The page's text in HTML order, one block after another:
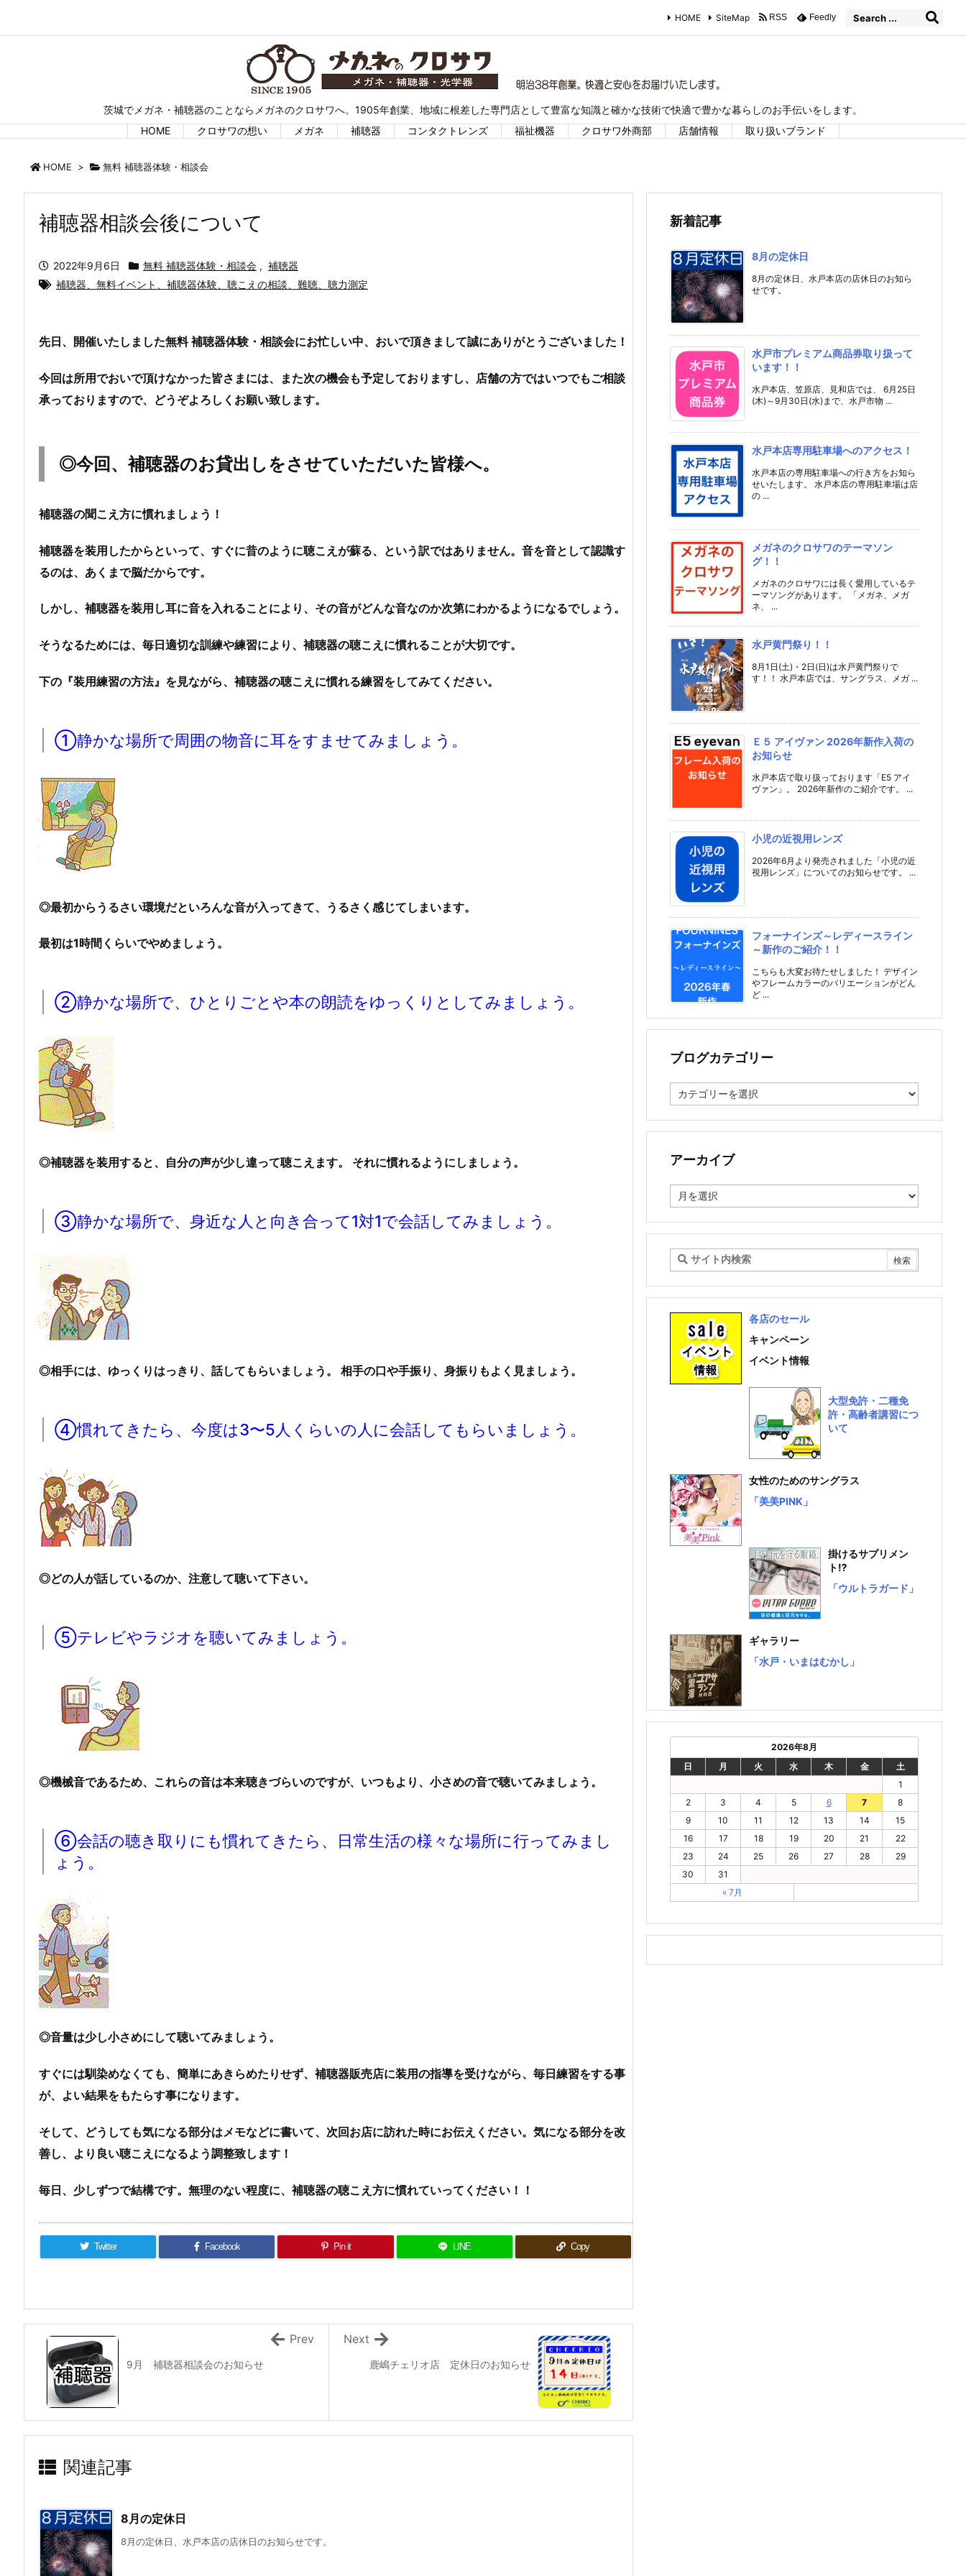
茨城でメガネ・補聴器のことならメガネのクロサワへ。1905年創業、地域に根差した専門店として豊富な知識と確かな技術で快適で豊かな暮らしのお手伝いをします。
HOME
クロサワの想い メガネ 補聴器 コンタクトレンズ 福祉機器 クロサワ外商部 店舗情報 取り扱いブランド
HOME SiteMap RSS Feedly
HOME > 無料 補聴器体験・相談会
補聴器相談会後について
2022年9月6日 無料 補聴器体験・相談会 , 補聴器
補聴器、無料イベント、補聴器体験、聴こえの相談、難聴、聴力測定
先日、開催いたしました無料 補聴器体験・相談会にお忙しい中、おいで頂きまして誠にありがとうございました！
今回は所用でおいで頂けなかった皆さまには、また次の機会も予定しておりますし、 店舗の方ではいつでもご相談
承っておりますので、どうぞよろしくお願い致します。
◎今回、補聴器のお貸出しをさせていただいた皆様へ。
補聴器の聞こえ方に慣れましょう！
補聴器を装用したからといって、すぐに昔のように聴こえが蘇る、という訳ではありません。音を音として認識す
るのは、あくまで脳だからです。
しかし、補聴器を装用し耳に音を入れることにより、その音がどんな音なのか次第にわかるようになるでしょう。
そうなるためには、毎日適切な訓練や練習により、補聴器の聴こえに慣れることが大切です。
下の『装用練習の方法』を見ながら、補聴器の聴こえに慣れる練習をしてみてください。
①静かな場所で周囲の物音に耳をすませてみましょう。
◎最初からうるさい環境だといろんな音が入ってきて、うるさく感じてしまいます。
最初は1時間くらいでやめましょう。
②静かな場所で、ひとりごとや本の朗読をゆっくりとしてみましょう。
◎補聴器を装用すると、自分の声が少し違って聴こえます。 それに慣れるようにしましょう。
③静かな場所で、身近な人と向き合って1対1で会話してみましょう。
◎相手には、ゆっくりはっきり、話してもらいましょう。 相手の口や手振り、身振りもよく見ましょう。
④慣れてきたら、今度は3〜5人くらいの人に会話してもらいましょう。
◎どの人が話しているのか、注意して聴いて下さい。
⑤テレビやラジオを聴いてみましょう。
◎機械音であるため、これらの音は本来聴きづらいのですが、いつもより、小さめの音で聴いてみましょう。
⑥会話の聴き取りにも慣れてきたら、日常生活の様々な場所に行ってみまし
ょう。
◎音量は少し小さめにして聴いてみましょう。
すぐには馴染めなくても、簡単にあきらめたりせず、補聴器販売店に装用の指導を受けながら、毎日練習をする事
が、よい結果をもたらす事になります。
そして、どうしても気になる部分はメモなどに書いて、次回お店に訪れた時にお伝えください。気になる部分を改
善し、より良い聴こえになるよう調整致します！
毎日、少しずつで結構です。無理のない程度に、補聴器の聴こえ方に慣れていってください！！
Twitter Facebook Pin it LINE Copy
鹿嶋チェリオ店 定休日のお知らせ
Next
9月 補聴器相談会のお知らせ
Prev
関連記事
8月の定休日
8月の定休日、水戸本店の店休日のお知らせです。
新着記事
8月の定休日
8月の定休日、水戸本店の店休日のお知ら
せです。
水戸市プレミアム商品券取り扱って
います！！
水戸本店、笠原店、見和店では、 6月25日
(木)～9月30日(水)まで、水戸市物 ...
水戸本店専用駐車場へのアクセス！
水戸本店の専用駐車場への行き方をお知ら
せいたします。 水戸本店の専用駐車場は店
の ...
メガネのクロサワのテーマソン
グ！！
メガネのクロサワには長く愛用しているテ
ーマソングがあります。 「メガネ、メガ
ネ、 ...
水戸黄門祭り！！
8月1日(土)・2日(日)は水戸黄門祭りで
す！！ 水戸本店では、サングラス、メガ ...
Ｅ５ アイヴァン 2026年新作入荷の
お知らせ
水戸本店で取り扱っております「E5 アイ
ヴァン」。 2026年新作のご紹介です。 ...
小児の近視用レンズ
2026年6月より発売されました「小児の近
視用レンズ」についてのお知らせです。 ...
フォーナインズ～レディースライン
～新作のご紹介！！
こちらも大変お待たせしました！ デザイン
やフレームカラーのバリエーションがどん
ど ...
ブログカテゴリー
ロ
カ
ゴ
ー
アーカイブ
ー
イ
各店のセール
キャンペーン
イベント情報
大型免許・二種免
許・高齢者講習につ
いて
女性のためのサングラス
「美美PINK」
掛けるサプリメン
ト⁉
「ウルトラガード」
ギャラリー
「水戸・いまはむかし」
2026年8月
日
月 火 水 木 金
土
1
2
3 4 5 6 7
8
9
10 11 12 13 14
15
16
17 18 19 20 21
22
23
24 25 26 27 28
29
30
31
« 7月